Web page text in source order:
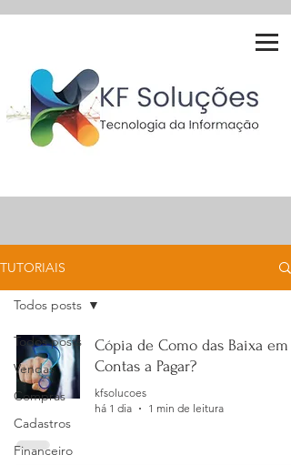
TUTORIAIS
Todos posts
Vendas
Compras
Cadastros
Financeiro
Todos posts
Cópia de Como das Baixa em
Contas a Pagar?
kfsolucoes
há 1 dia
1 min de leitura